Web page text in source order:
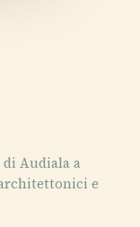
Audiala a
e